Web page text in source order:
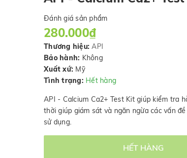
Đánh giá sản phẩm
280.000₫
Thương hiệu: API
Bảo hành: Không
Xuất xứ: Mỹ
Tình trạng: Hết hàng
API - Calcium Ca2+ Test Kit giúp kiểm tra
thời giúp giám sát và ngăn ngừa các vấn
sử dụng.
HẾT HÀNG